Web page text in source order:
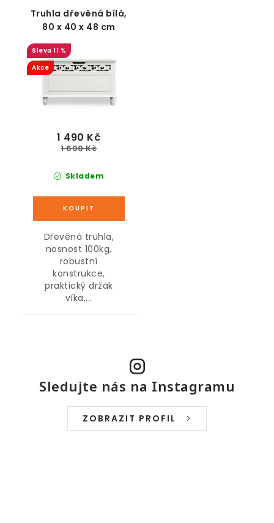
Truhla dřevěná bílá,
80 x 40 x 48 cm
11 %
Akce
Skladem
1 490 Kč
1 690 Kč
Dřevěná truhla,
nosnost 100kg,
robustní
konstrukce,
praktický držák
víka,...
Sledujte nás na Instagramu
ZOBRAZIT PROFIL